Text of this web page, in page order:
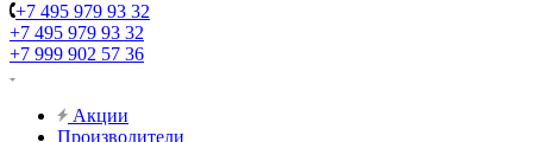
+7 495 979 93 32
+7 495 979 93 32
+7 999 902 57 36
Акции
Производители